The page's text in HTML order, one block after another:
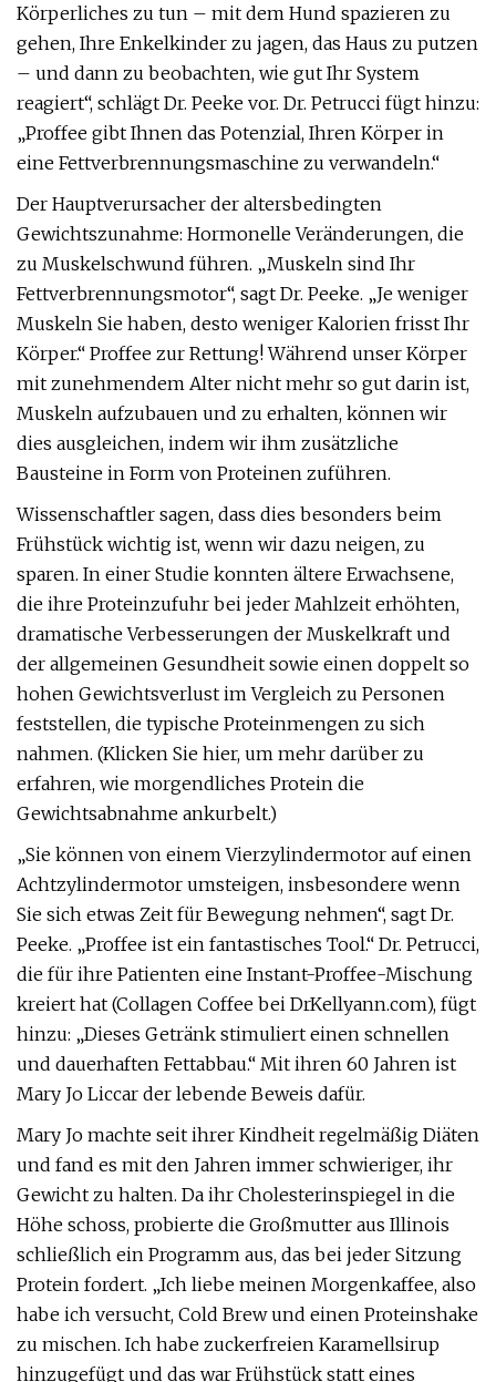
Körperliches zu tun – mit dem Hund spazieren zu
gehen, Ihre Enkelkinder zu jagen, das Haus zu putzen
– und dann zu beobachten, wie gut Ihr System
reagiert“, schlägt Dr. Peeke vor. Dr. Petrucci fügt hinzu:
„Proffee gibt Ihnen das Potenzial, Ihren Körper in
eine Fettverbrennungsmaschine zu verwandeln.“
Der Hauptverursacher der altersbedingten
Gewichtszunahme: Hormonelle Veränderungen, die
zu Muskelschwund führen. „Muskeln sind Ihr
Fettverbrennungsmotor“, sagt Dr. Peeke. „Je weniger
Muskeln Sie haben, desto weniger Kalorien frisst Ihr
Körper.“ Proffee zur Rettung! Während unser Körper
mit zunehmendem Alter nicht mehr so ​​gut darin ist,
Muskeln aufzubauen und zu erhalten, können wir
dies ausgleichen, indem wir ihm zusätzliche
Bausteine ​​in Form von Proteinen zuführen.
Wissenschaftler sagen, dass dies besonders beim
Frühstück wichtig ist, wenn wir dazu neigen, zu
sparen. In einer Studie konnten ältere Erwachsene,
die ihre Proteinzufuhr bei jeder Mahlzeit erhöhten,
dramatische Verbesserungen der Muskelkraft und
der allgemeinen Gesundheit sowie einen doppelt so
hohen Gewichtsverlust im Vergleich zu Personen
feststellen, die typische Proteinmengen zu sich
nahmen. (Klicken Sie hier, um mehr darüber zu
erfahren, wie morgendliches Protein die
Gewichtsabnahme ankurbelt.)
„Sie können von einem Vierzylindermotor auf einen
Achtzylindermotor umsteigen, insbesondere wenn
Sie sich etwas Zeit für Bewegung nehmen“, sagt Dr.
Peeke. „Proffee ist ein fantastisches Tool.“ Dr. Petrucci,
die für ihre Patienten eine Instant-Proffee-Mischung
kreiert hat (Collagen Coffee bei DrKellyann.com), fügt
hinzu: „Dieses Getränk stimuliert einen schnellen
und dauerhaften Fettabbau.“ Mit ihren 60 Jahren ist
Mary Jo Liccar der lebende Beweis dafür.
Mary Jo machte seit ihrer Kindheit regelmäßig Diäten
und fand es mit den Jahren immer schwieriger, ihr
Gewicht zu halten. Da ihr Cholesterinspiegel in die
Höhe schoss, probierte die Großmutter aus Illinois
schließlich ein Programm aus, das bei jeder Sitzung
Protein fordert. „Ich liebe meinen Morgenkaffee, also
habe ich versucht, Cold Brew und einen Proteinshake
zu mischen. Ich habe zuckerfreien Karamellsirup
hinzugefügt und das war Frühstück statt eines